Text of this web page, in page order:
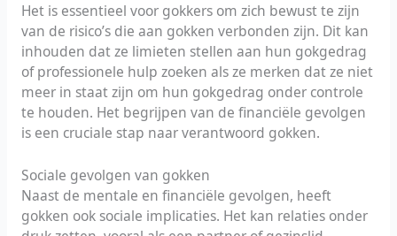
Het is essentieel voor gokkers om zich bewust te zijn
van de risico’s die aan gokken verbonden zijn. Dit kan
inhouden dat ze limieten stellen aan hun gokgedrag
of professionele hulp zoeken als ze merken dat ze niet
meer in staat zijn om hun gokgedrag onder controle
te houden. Het begrijpen van de financiële gevolgen
is een cruciale stap naar verantwoord gokken.
Sociale gevolgen van gokken
Naast de mentale en financiële gevolgen, heeft
gokken ook sociale implicaties. Het kan relaties onder